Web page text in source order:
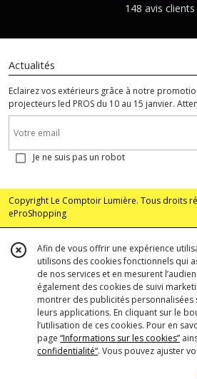
148 avis clients
Actualités
Eclairez vos extérieurs grâce à notre
projecteurs led PROS du 10 au 15 janvier.
Je ne suis pas un robot
Copyright Le Comptoir Lumière. Tous droits
eProShopping
Afin de vous offrir une expérience
utilisons des cookies fonctionnels qui
de nos services et en mesurent
également des cookies de suivi
montrer des publicités personnalisées
leurs applications. En cliquant sur le
l’utilisation de ces cookies. Pour en
page “Informations sur les cookies”
confidentialité“. Vous pouvez ajuster